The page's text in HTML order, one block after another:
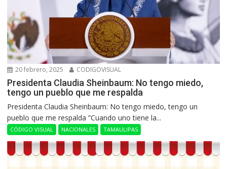
20 febrero, 2025 CODIGOVISUAL
Presidenta Claudia Sheinbaum: No tengo miedo,
tengo un pueblo que me respalda
Presidenta Claudia Sheinbaum: No tengo miedo, tengo un
pueblo que me respalda ”Cuando uno tiene la...
CÓDIGO VISUAL NACIONALES TAMAULIPAS